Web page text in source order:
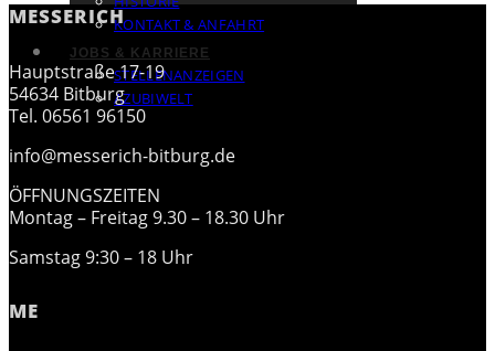
KONTAKT & ANFAHRT
JOBS & KARRIERE
STELLENANZEIGEN
AZUBIWELT
MESSERICH
Hauptstraße 17-19
54634 Bitburg
Tel. 06561 96150
info@messerich-bitburg.de
ÖFFNUNGSZEITEN
Montag – Freitag 9.30 – 18.30 Uhr
Samstag 9:30 – 18 Uhr
ME